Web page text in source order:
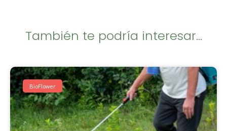
También te podría interesar...
BioFlower